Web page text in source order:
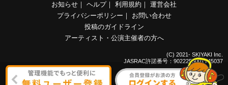
お知らせ ｜ ヘルプ｜ 利用規約 ｜ 運営会社
プライバシーポリシー ｜
お問い合わせ
投稿のガイドライン
アーティスト・公演主催者の方へ
(C) 2021- SKIYAKI Inc.
JASRAC許諾番号：9022255001Y45037